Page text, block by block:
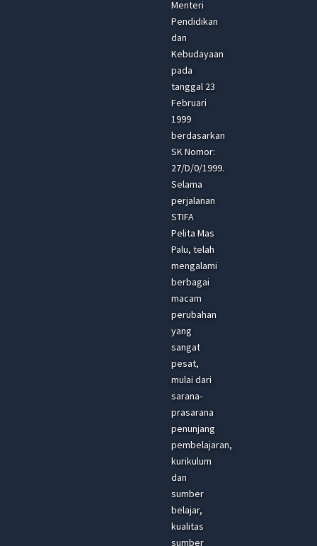
Menteri
Pendidikan
dan
Kebudayaan
pada
tanggal 23
Februari
1999
berdasarkan
SK Nomor:
27/D/0/1999.
Selama
perjalanan
STIFA
Pelita Mas
Palu, telah
mengalami
berbagai
macam
perubahan
yang
sangat
pesat,
mulai dari
sarana-
prasarana
penunjang
pembelajaran,
kurikulum
dan
sumber
belajar,
kualitas
sumber